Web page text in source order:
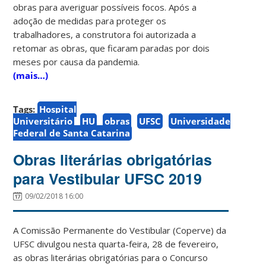
obras para averiguar possíveis focos. Após a
adoção de medidas para proteger os
trabalhadores, a construtora foi autorizada a
retomar as obras, que ficaram paradas por dois
meses por causa da pandemia.
(mais…)
Tags: Hospital
Universitário
HU obras UFSC
Universidade
Federal de Santa Catarina
Obras literárias obrigatórias
para Vestibular UFSC 2019
09/02/2018 16:00
A Comissão Permanente do Vestibular (Coperve) da
UFSC divulgou nesta quarta-feira, 28 de fevereiro,
as obras literárias obrigatórias para o Concurso